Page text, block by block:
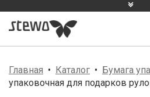
Главная Каталог Бумага
упаковочная для подарков